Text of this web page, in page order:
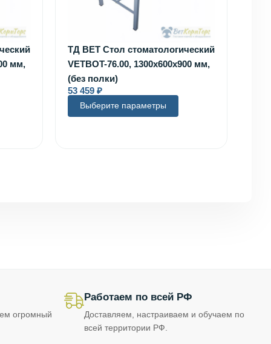
мм,
ТД ВЕТ Стол стоматологический
VETBOT-76.00, 1300х600х900 мм,
(без полки)
53 459 ₽
Выберите параметры
огромный
Работаем по всей РФ
Доставляем, настраиваем и обучаем по
всей территории РФ.